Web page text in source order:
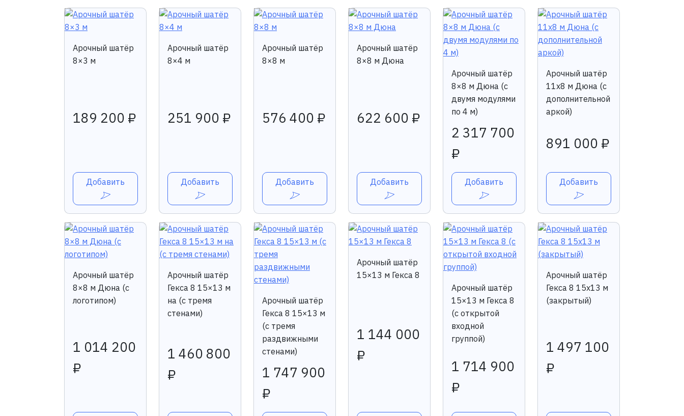
Арочный шатёр
8×3 м
189 200 ₽
Добавить
Арочный шатёр
8×4 м
251 900 ₽
Добавить
Арочный шатёр
8×8 м
576 400 ₽
Добавить
Арочный шатёр
8×8 м Дюна
622 600 ₽
Добавить
Арочный шатёр
8×8 м Дюна (c
двумя модулями
по 4 м)
2 317 700
₽
Добавить
Арочный шатёр
11х8 м Дюна (с
дополнительной
аркой)
891 000 ₽
Добавить
Арочный шатёр
8×8 м Дюна (с
логотипом)
1 014 200
₽
Арочный шатёр
Гекса 8 15×13 м
на (с тремя
стенами)
1 460 800
₽
Арочный шатёр
Гекса 8 15×13 м
(с тремя
раздвижными
стенами)
1 747 900
₽
Арочный шатёр
15×13 м Гекса 8
1 144 000
₽
Арочный шатёр
15×13 м Гекса 8
(с открытой
входной
группой)
1 714 900
₽
Арочный шатёр
Гекса 8 15x13 м
(закрытый)
1 497 100
₽